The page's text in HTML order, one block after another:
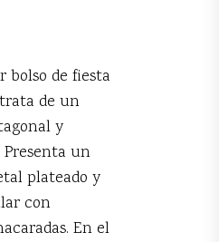
bolso de fiesta
de un
y
un
plateado y
con
En el